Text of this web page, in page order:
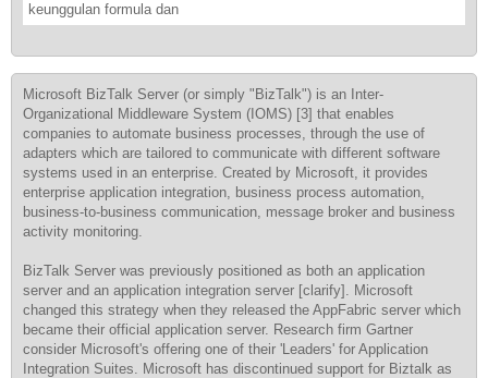
keunggulan formula dan
Microsoft BizTalk Server (or simply "BizTalk") is an Inter-
Organizational Middleware System (IOMS) [3] that enables
companies to automate business processes, through the use of
adapters which are tailored to communicate with different software
systems used in an enterprise. Created by Microsoft, it provides
enterprise application integration, business process automation,
business-to-business communication, message broker and business
activity monitoring.
BizTalk Server was previously positioned as both an application
server and an application integration server [clarify]. Microsoft
changed this strategy when they released the AppFabric server which
became their official application server. Research firm Gartner
consider Microsoft's offering one of their 'Leaders' for Application
Integration Suites. Microsoft has discontinued support for Biztalk as